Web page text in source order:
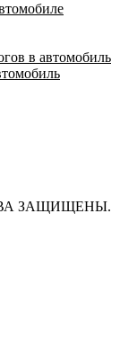
в автомобиль
ЗАЩИЩЕНЫ.